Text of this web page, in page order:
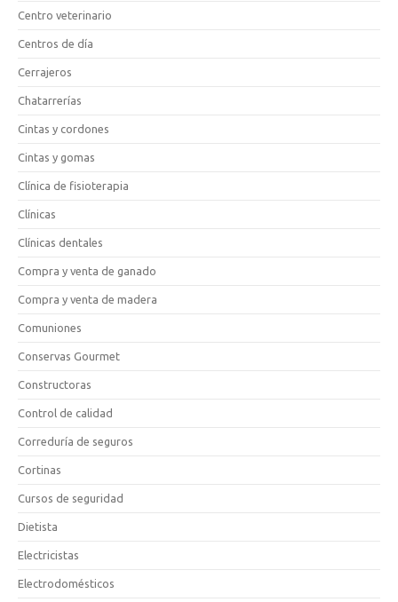
Centro veterinario
Centros de día
Cerrajeros
Chatarrerías
Cintas y cordones
Cintas y gomas
Clínica de fisioterapia
Clínicas
Clínicas dentales
Compra y venta de ganado
Compra y venta de madera
Comuniones
Conservas Gourmet
Constructoras
Control de calidad
Correduría de seguros
Cortinas
Cursos de seguridad
Dietista
Electricistas
Electrodomésticos